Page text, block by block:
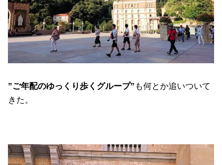
”ご年配のゆっくり歩くグループ” も何とか追いついて
きた。